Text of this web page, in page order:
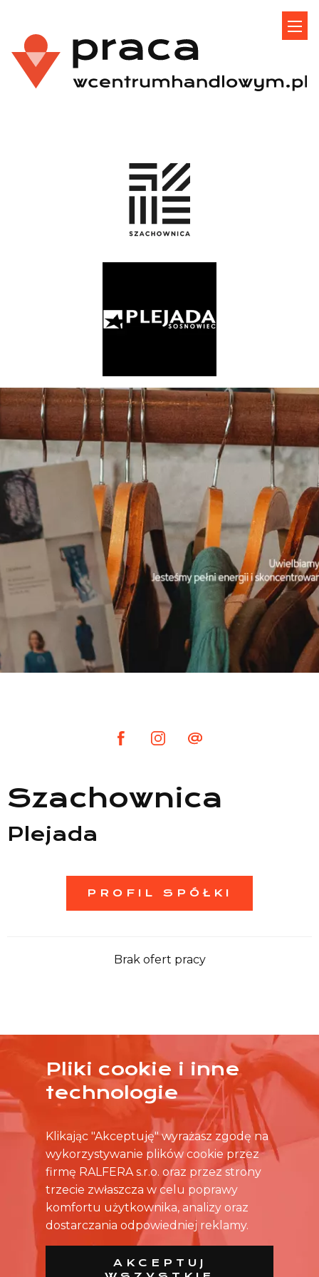
Lista sklepów
Szachownica
Plejada
PROFIL SPÓŁKI
Brak ofert pracy
ŻADNA OFERTA CIĘ NIE ZAINTERESOWAŁA?
SKONTAKTUJ SIĘ BEZPOŚREDNIO ZE SKLEPEM.
Pliki cookie i inne
technologie
Klikając "Akceptuję" wyrażasz zgodę na
wykorzystywanie plików cookie przez
firmę RALFERA s.r.o. oraz przez strony
trzecie zwłaszcza w celu poprawy
komfortu użytkownika, analizy oraz
dostarczania odpowiedniej reklamy.
AKCEPTUJ